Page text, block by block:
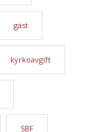
gäst
kyrkoavgift
SBF